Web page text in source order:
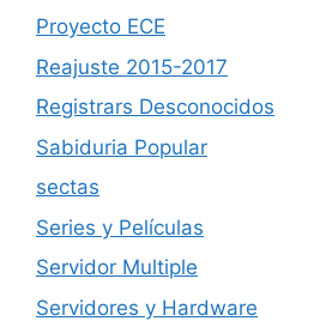
Proyecto ECE
Reajuste 2015-2017
Registrars Desconocidos
Sabiduria Popular
sectas
Series y Películas
Servidor Multiple
Servidores y Hardware